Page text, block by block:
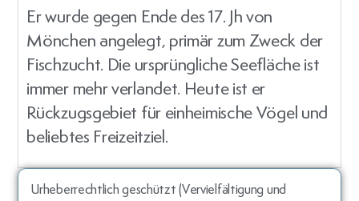
Er wurde gegen Ende des 17. Jh von
Mönchen angelegt, primär zum Zweck der
Fischzucht. Die ursprüngliche Seefläche ist
immer mehr verlandet. Heute ist er
Rückzugsgebiet für einheimische Vögel und
beliebtes Freizeitziel.
Urheberrechtlich geschützt (Vervielfältigung und